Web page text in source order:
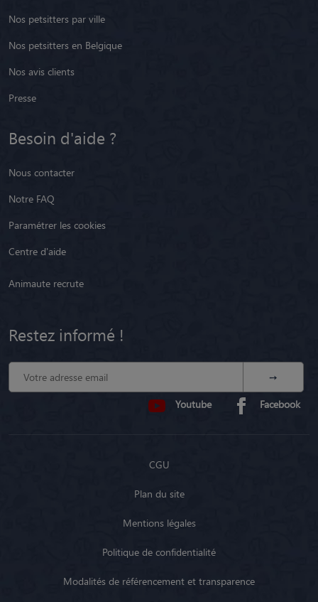
Nos petsitters par ville
Nos petsitters en Belgique
Nos avis clients
Presse
Besoin d'aide ?
Nous contacter
Notre FAQ
Paramétrer les cookies
Centre d'aide
Animaute recrute
Restez informé !
Youtube Facebook
CGU
Plan du site
Mentions légales
Politique de confidentialité
Modalités de référencement et transparence